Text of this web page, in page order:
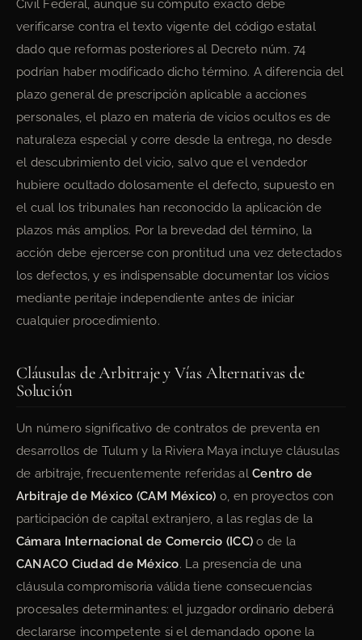
Civil Federal, aunque su cómputo exacto debe
verificarse contra el texto vigente del código estatal
dado que reformas posteriores al Decreto núm. 74
podrían haber modificado dicho término. A diferencia del
plazo general de prescripción aplicable a acciones
personales, el plazo en materia de vicios ocultos es de
naturaleza especial y corre desde la entrega, no desde
el descubrimiento del vicio, salvo que el vendedor
hubiere ocultado dolosamente el defecto, supuesto en
el cual los tribunales han reconocido la aplicación de
plazos más amplios. Por la brevedad del término, la
acción debe ejercerse con prontitud una vez detectados
los defectos, y es indispensable documentar los vicios
mediante peritaje independiente antes de iniciar
cualquier procedimiento.
Cláusulas de Arbitraje y Vías Alternativas de
Solución
Un número significativo de contratos de preventa en
desarrollos de Tulum y la Riviera Maya incluye cláusulas
de arbitraje, frecuentemente referidas alCentro de
Arbitraje de México (CAM México) o, en proyectos con
participación de capital extranjero, a las reglas de la
Cámara Internacional de Comercio (ICC) o de la
CANACO Ciudad de México. La presencia de una
cláusula compromisoria válida tiene consecuencias
procesales determinantes: el juzgador ordinario deberá
declararse incompetente si el demandado opone la